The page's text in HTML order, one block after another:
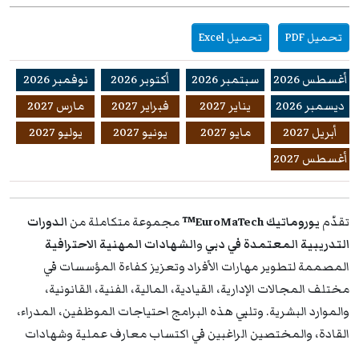
تحميل PDF تحميل Excel
أغسطس 2026 سبتمبر 2026 أكتوبر 2026
نوفمبر 2026
ديسمبر 2026
يناير 2027 فبراير 2027
مارس 2027
أبريل 2027
مايو 2027 يونيو 2027
يوليو 2027
أغسطس 2027
تقدّم يوروماتيك EuroMaTech™ مجموعة متكاملة من الدورات
التدريبية المعتمدة في دبيوالشهادات المهنية الاحترافية
المصممة لتطوير مهارات الأفراد وتعزيز كفاءة المؤسسات في
مختلف المجالات الإدارية، القيادية، المالية، الفنية، القانونية،
والموارد البشرية. وتلبي هذه البرامج احتياجات الموظفين، المدراء،
القادة، والمختصين الراغبين في اكتساب معارف عملية وشهادات